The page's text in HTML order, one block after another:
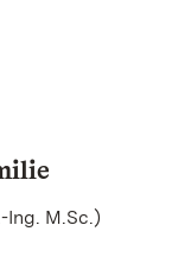
M.Sc.)